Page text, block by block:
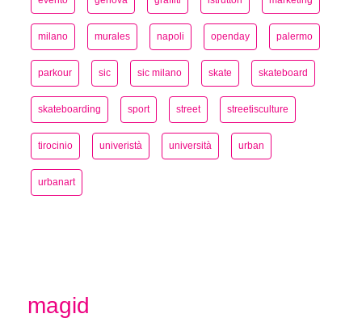
milano murales napoli openday palermo
parkour sic sic milano skate skateboard
skateboarding sport street streetisculture
tirocinio univeristà università urban
urbanart
magid